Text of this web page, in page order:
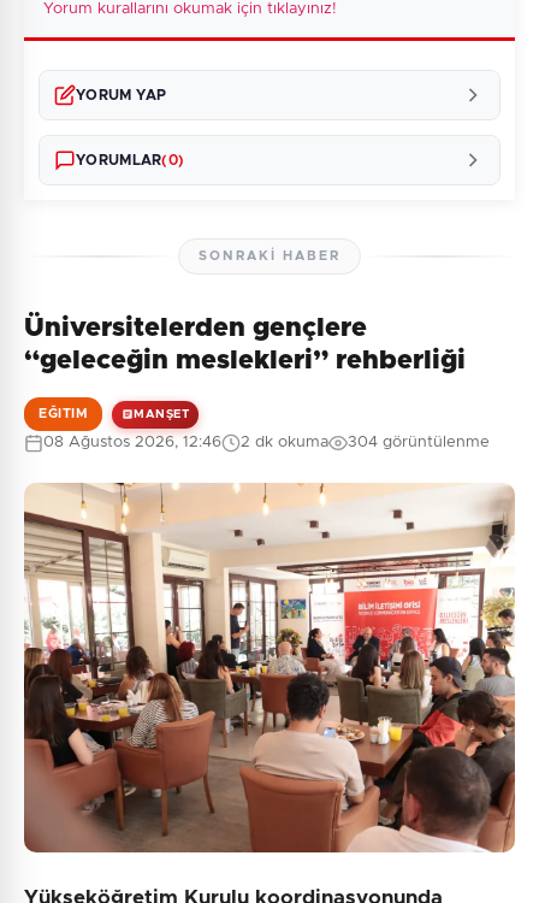
Yorum kurallarını okumak için tıklayınız!
YORUM YAP
Güvenlik Sorusu:
Gönder
YORUMLAR(0)
Henüz yorum yapılmamış. İlk yorumu siz yapın!
SONRAKI HABER
Üniversitelerden gençlere
“geleceğin meslekleri” rehberliği
EĞITIM MANŞET
08 Ağustos 2026, 12:46 2 dk okuma 304 görüntülenme
Yükseköğretim Kurulu koordinasyonunda